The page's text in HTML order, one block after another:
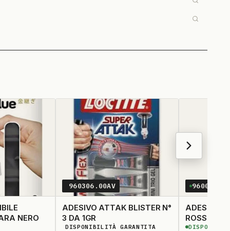
NERO
960306.00AV
ADESIVO ATTAK BLISTER N°
3 DA 1GR
DISPONIBILITÀ GARANTITA
ADESIVO
ROSSO